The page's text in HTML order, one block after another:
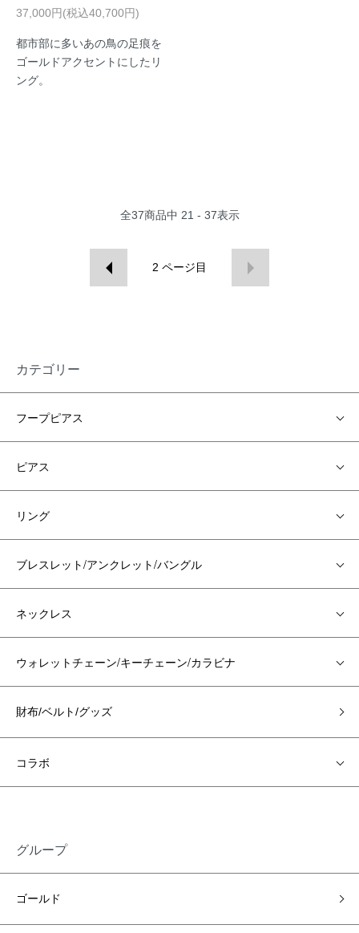
37,000円(税込40,700円)
都市部に多いあの鳥の足痕を
ゴールドアクセントにしたリ
ング。
全37商品中 21 - 37表示
2 ページ目
カテゴリー
フープピアス
ピアス
リング
ブレスレット/アンクレット/バングル
ネックレス
ウォレットチェーン/キーチェーン/カラビナ
財布/ベルト/グッズ
コラボ
グループ
ゴールド